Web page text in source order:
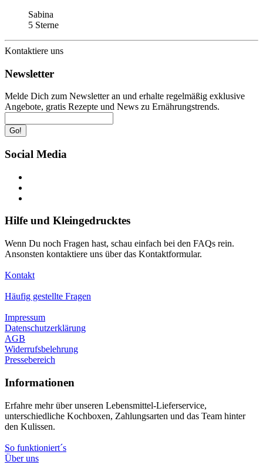
Sabina
5 Sterne
Kontaktiere uns
Newsletter
Melde Dich zum Newsletter an und erhalte regelmäßig exklusive
Angebote, gratis Rezepte und News zu Ernährungstrends.
Go!
Social Media
Hilfe und Kleingedrucktes
Wenn Du noch Fragen hast, schau einfach bei den FAQs rein.
Ansonsten kontaktiere uns über das Kontaktformular.
Kontakt
Häufig gestellte Fragen
Impressum
Datenschutzerklärung
AGB
Widerrufsbelehrung
Pressebereich
Informationen
Erfahre mehr über unseren Lebensmittel-Lieferservice,
unterschiedliche Kochboxen, Zahlungsarten und das Team hinter
den Kulissen.
So funktioniert´s
Über uns